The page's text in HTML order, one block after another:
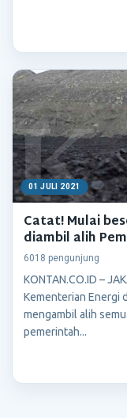
01 JULI 2021
Catat! Mulai
diambil alih
6018 pengunjung
KONTAN.CO.ID –
Kementerian Energi
mengambil alih
pemerintah...